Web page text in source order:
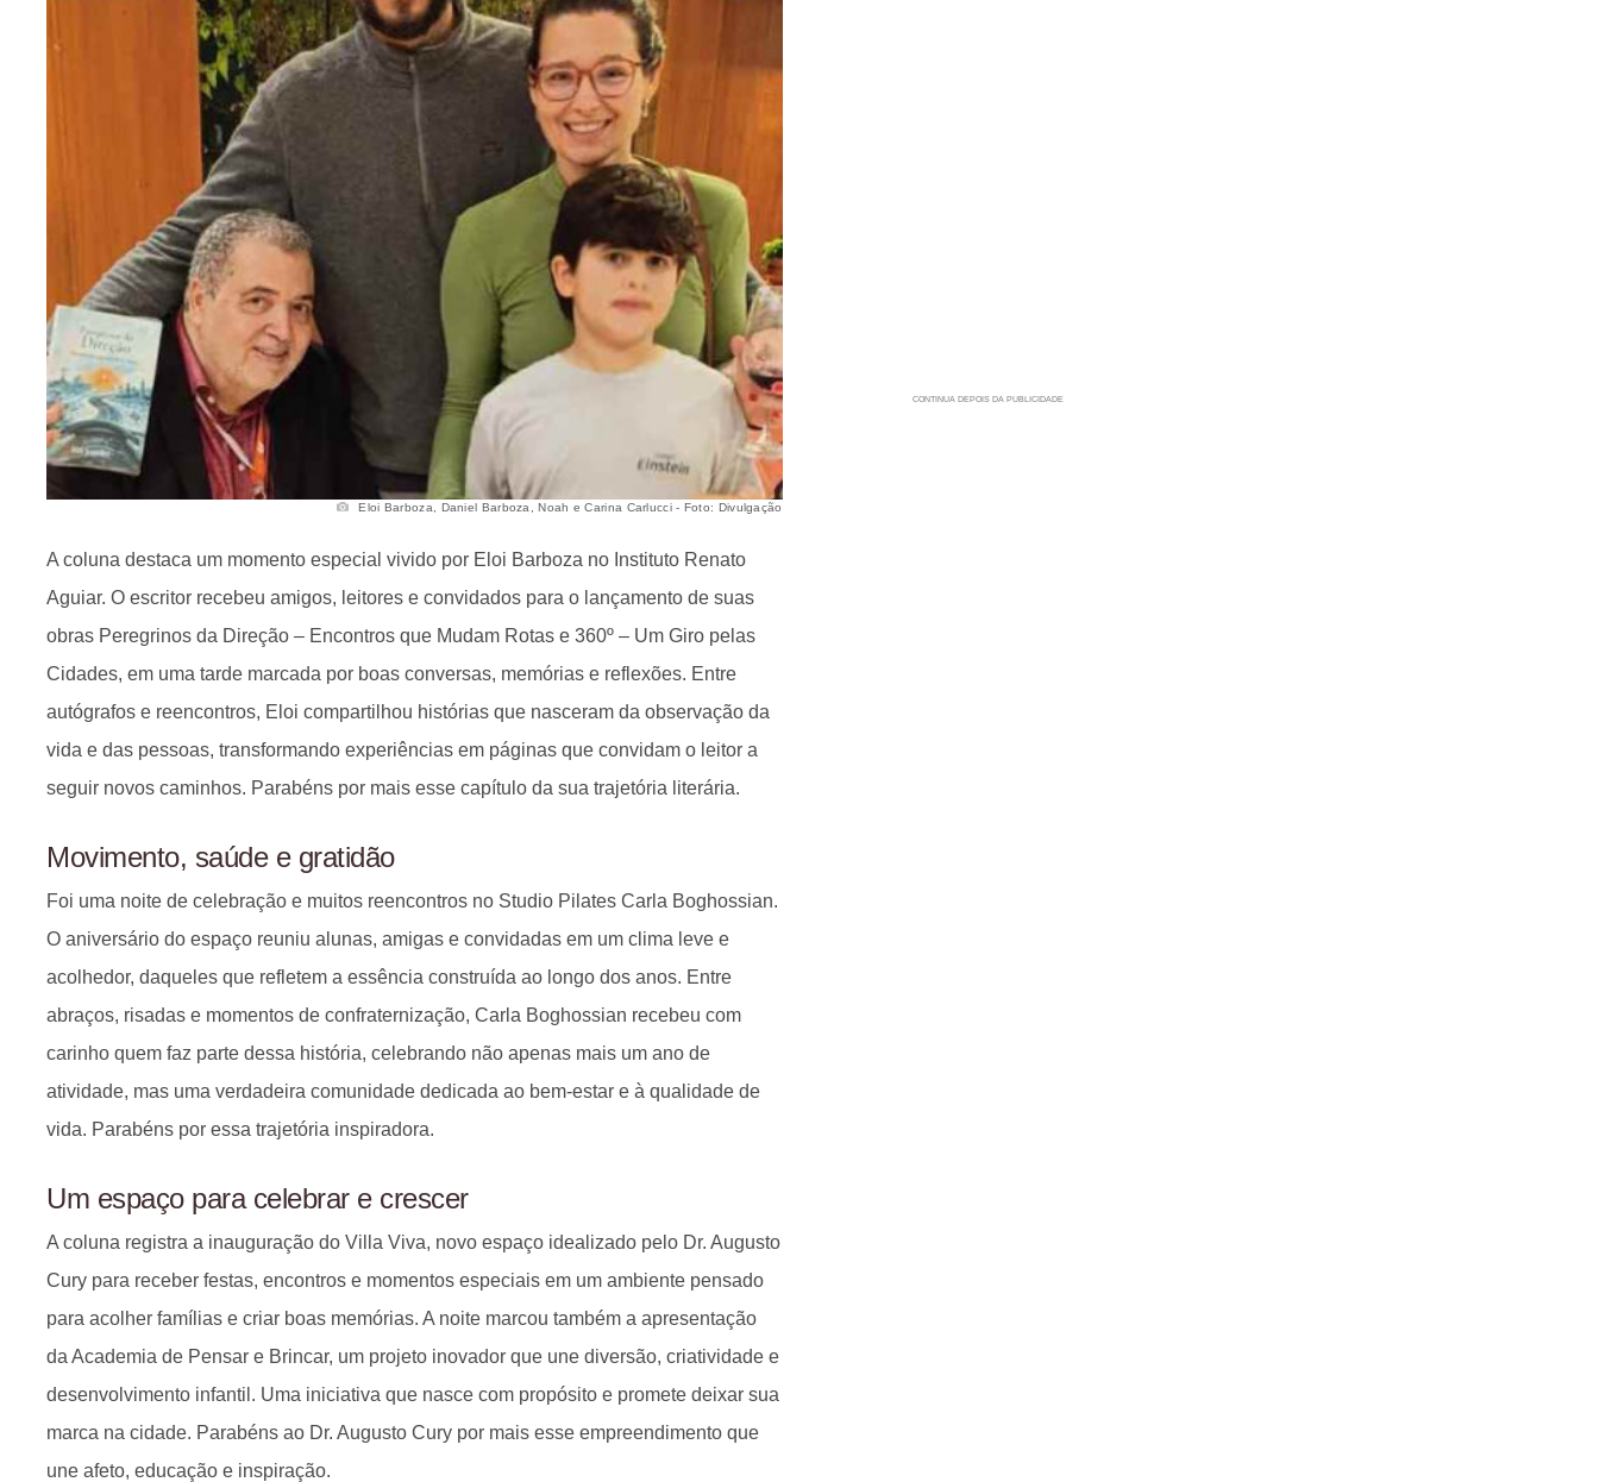
Eloi Barboza, Daniel Barboza, Noah e Carina Carlucci - Foto: Divulgação
A coluna destaca um momento especial vivido por Eloi Barboza no Instituto Renato
Aguiar. O escritor recebeu amigos, leitores e convidados para o lançamento de suas
obras Peregrinos da Direção – Encontros que Mudam Rotas e 360º – Um Giro pelas
Cidades, em uma tarde marcada por boas conversas, memórias e reflexões. Entre
autógrafos e reencontros, Eloi compartilhou histórias que nasceram da observação da
vida e das pessoas, transformando experiências em páginas que convidam o leitor a
seguir novos caminhos. Parabéns por mais esse capítulo da sua trajetória literária.
Movimento, saúde e gratidão
Foi uma noite de celebração e muitos reencontros no Studio Pilates Carla Boghossian.
O aniversário do espaço reuniu alunas, amigas e convidadas em um clima leve e
acolhedor, daqueles que refletem a essência construída ao longo dos anos. Entre
abraços, risadas e momentos de confraternização, Carla Boghossian recebeu com
carinho quem faz parte dessa história, celebrando não apenas mais um ano de
atividade, mas uma verdadeira comunidade dedicada ao bem-estar e à qualidade de
vida. Parabéns por essa trajetória inspiradora.
Um espaço para celebrar e crescer
A coluna registra a inauguração do Villa Viva, novo espaço idealizado pelo Dr. Augusto
Cury para receber festas, encontros e momentos especiais em um ambiente pensado
para acolher famílias e criar boas memórias. A noite marcou também a apresentação
da Academia de Pensar e Brincar, um projeto inovador que une diversão, criatividade e
desenvolvimento infantil. Uma iniciativa que nasce com propósito e promete deixar sua
marca na cidade. Parabéns ao Dr. Augusto Cury por mais esse empreendimento que
une afeto, educação e inspiração.